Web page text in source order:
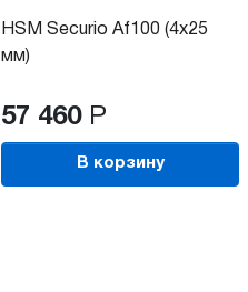
HSM Securio Af100 (4x25
мм)
57 460 Р
В корзину